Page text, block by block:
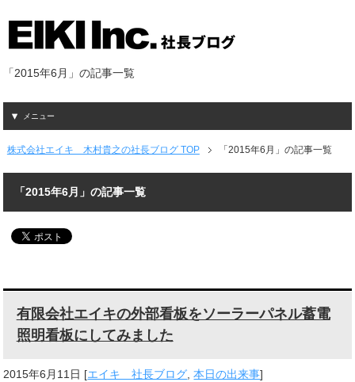
「2015年6月」の記事一覧
メニュー
株式会社エイキ 木村貴之の社長ブログ TOP 「2015年6月」の記事一覧
「2015年6月」の記事一覧
有限会社エイキの外部看板をソーラーパネル蓄電
照明看板にしてみました
2015年6月11日 [エイキ 社長ブログ,本日の出来事]